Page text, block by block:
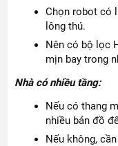
Chọn robot có
lông thú.
Nên có bộ lọc
mịn bay trong
Nhà có nhiều tầng:
Nếu có thang
nhiều bản đồ
Nếu không,